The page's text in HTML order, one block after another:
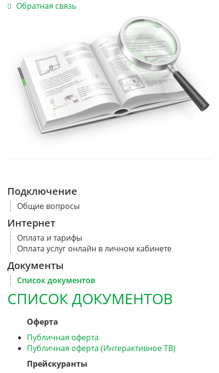
Обратная связь
Подключение
Общие вопросы
Интернет
Оплата и тарифы
Оплата услуг онлайн в личном кабинете
Документы
Список документов
СПИСОК ДОКУМЕНТОВ
Оферта
Публичная оферта
Публичная оферта (Интерактивное ТВ)
Прейскуранты